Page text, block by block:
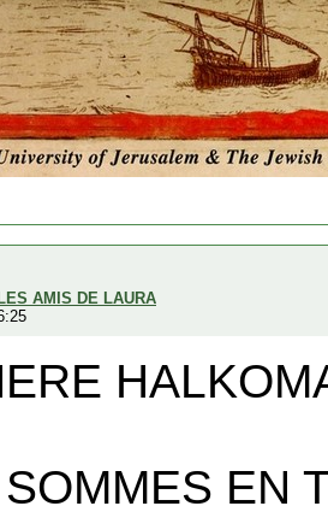
AMIS DE LAURA
EN